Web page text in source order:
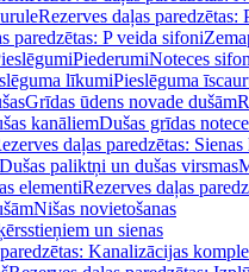
Rezerves daļas paredzētas:
paredzētas: P veida sifoni
PiederumiNoteces
līkumiPieslēguma
Grīdas ūdens novade dušām
kanāliemDušas grīdas
daļas paredzētas: Sienas
paliktņi un dušas virsmas
elementiRezerves daļas
Nišas novietošanas
un sienas
Kanalizācijas